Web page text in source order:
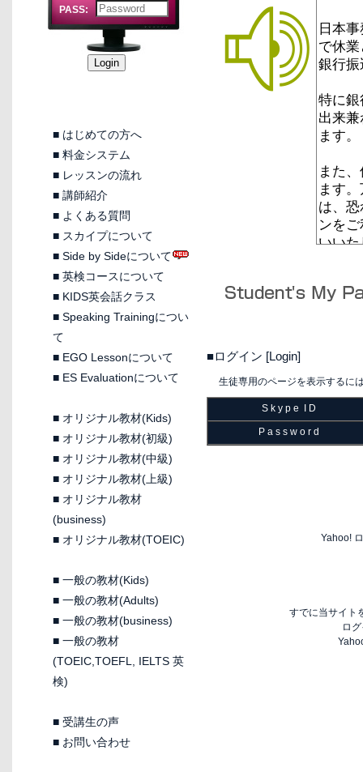
PASS:
■ はじめての方へ
■ 料金システム
■ レッスンの流れ
■ 講師紹介
■ よくある質問
■ スカイプについて
■ Side by Sideについて
■ 英検コースについて
■ KIDS英会話クラス
■ Speaking Trainingについ
て
■ EGO Lessonについて
■ ES Evaluationについて
■ オリジナル教材(Kids)
■ オリジナル教材(初級)
■ オリジナル教材(中級)
■ オリジナル教材(上級)
■ オリジナル教材
(business)
■ オリジナル教材(TOEIC)
■ 一般の教材(Kids)
■ 一般の教材(Adults)
■ 一般の教材(business)
■ 一般の教材
(TOEIC,TOEFL, IELTS 英
検)
■ 受講生の声
■ お問い合わせ
■ログイン [Login]
生徒専用のページを表示するに
S k y p e I D
P a s s w o r d
Yahoo!
すでに当サイト
ロ